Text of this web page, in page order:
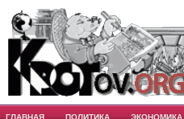
ГЛАВНАЯ ПОЛИТИКА ЭКОНОМИКА